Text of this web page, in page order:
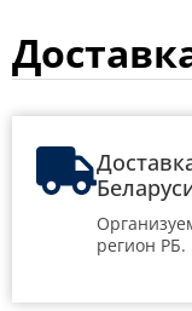
регион РБ.